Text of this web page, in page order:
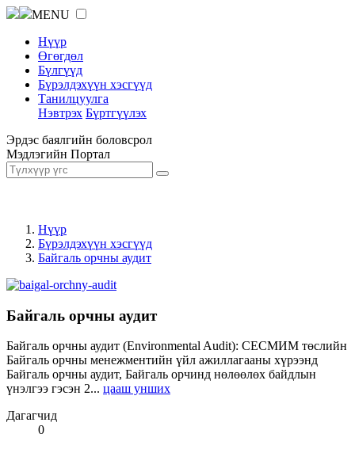
MENU
Нүүр
Өгөгдөл
Бүлгүүд
Бүрэлдэхүүн хэсгүүд
Танилцуулга
Нэвтрэх Бүртгүүлэх
Эрдэс баялгийн боловсрол
Мэдлэгийн Портал
Нүүр
Бүрэлдэхүүн хэсгүүд
Байгаль орчны аудит
Байгаль орчны аудит
Байгаль орчны аудит (Environmental Audit): СЕСМИМ төслийн
Байгаль орчны менежментийн үйл ажиллагааны хүрээнд
Байгаль орчны аудит, Байгаль орчинд нөлөөлөх байдлын
үнэлгээ гэсэн 2... цааш унших
Дагагчид
0